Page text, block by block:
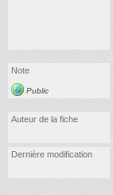
Note
Public
Auteur de la fiche
Dernière modification